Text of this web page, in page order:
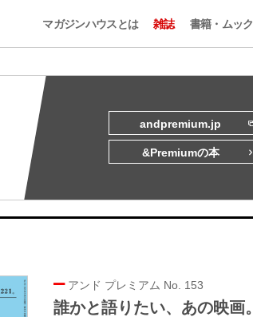
マガジンハウスとは 雑誌 書籍・ムック
andpremium.jp
&Premiumの本
アンド プレミアム No. 153
誰かと語りたい、あの映画。